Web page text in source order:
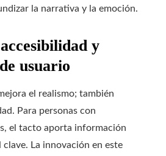
la narrativa y la emoción.
y
usuario
el realismo; también
Para personas con
el tacto aporta información
La innovación en este